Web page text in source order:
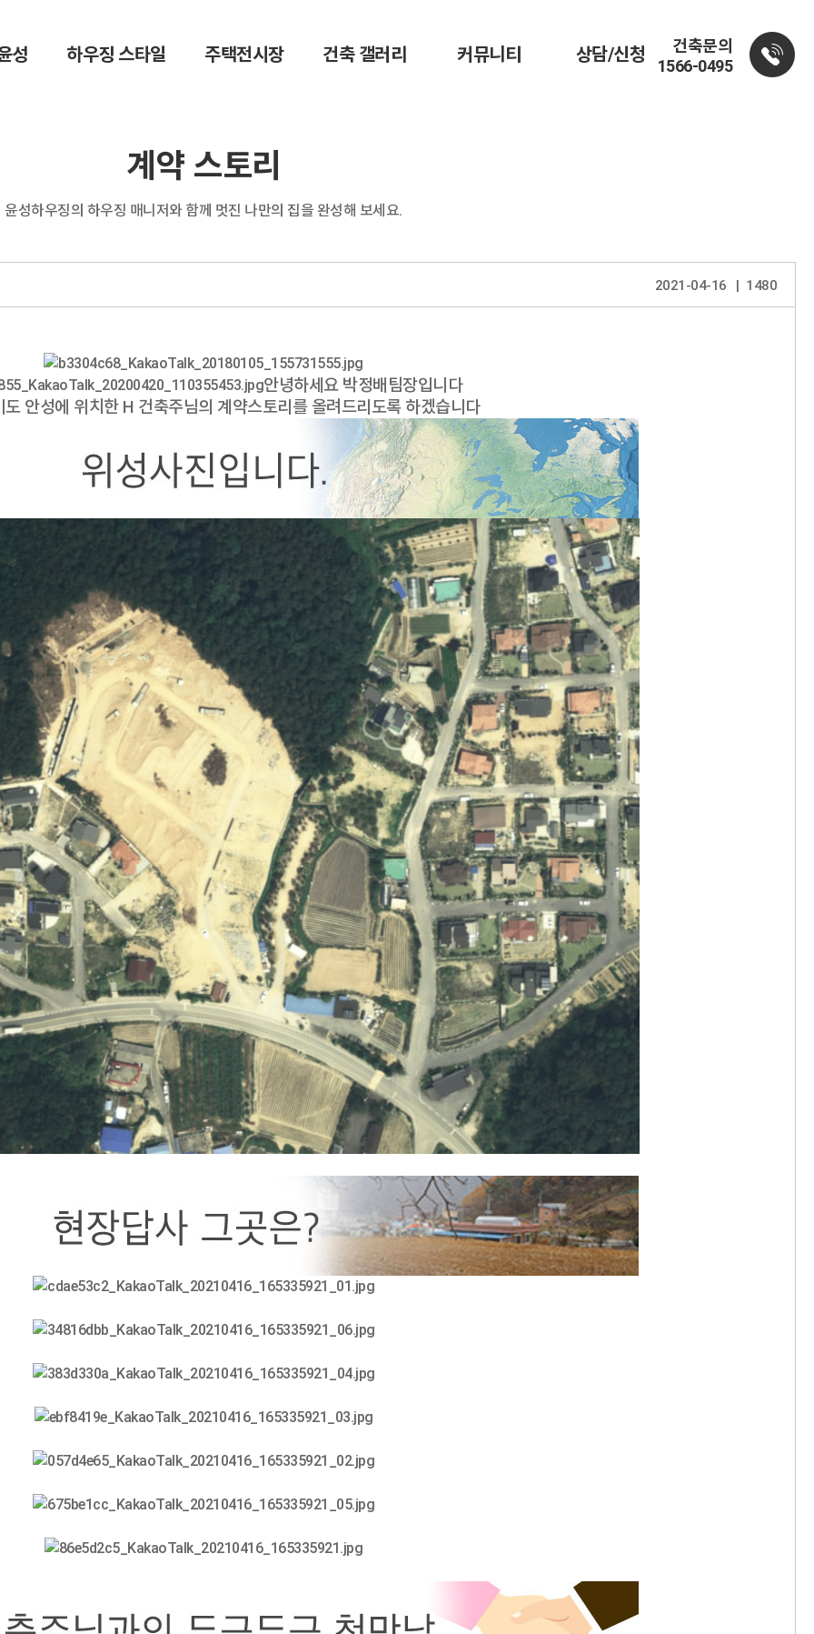
성 하우징 스타일 주택전시장 건축 갤러리 커뮤니티 상담/신청
건축문의
1566-0495
계약 스토리
윤성하우징의 하우징 매니저와 함께 멋진 나만의 집을 완성해 보세요.
2021-04-16 1480
안녕하세요 박정배팀장입니다
도 안성에 위치한 H 건축주님의 계약스토리를 올려드리도록 하겠습니다